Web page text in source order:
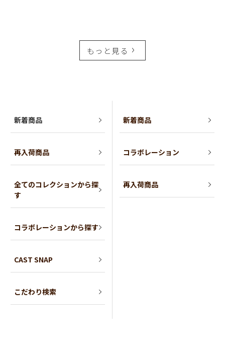
もっと見る
新着商品
再入荷商品
全てのコレクションから探
す
コラボレーションから探す
CAST SNAP
こだわり検索
新着商品
コラボレーション
再入荷商品